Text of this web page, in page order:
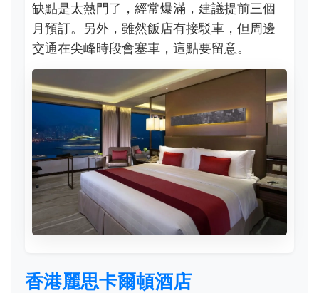
缺點是太熱門了，經常爆滿，建議提前三個
月預訂。另外，雖然飯店有接駁車，但周邊
交通在尖峰時段會塞車，這點要留意。
香港麗思卡爾頓酒店